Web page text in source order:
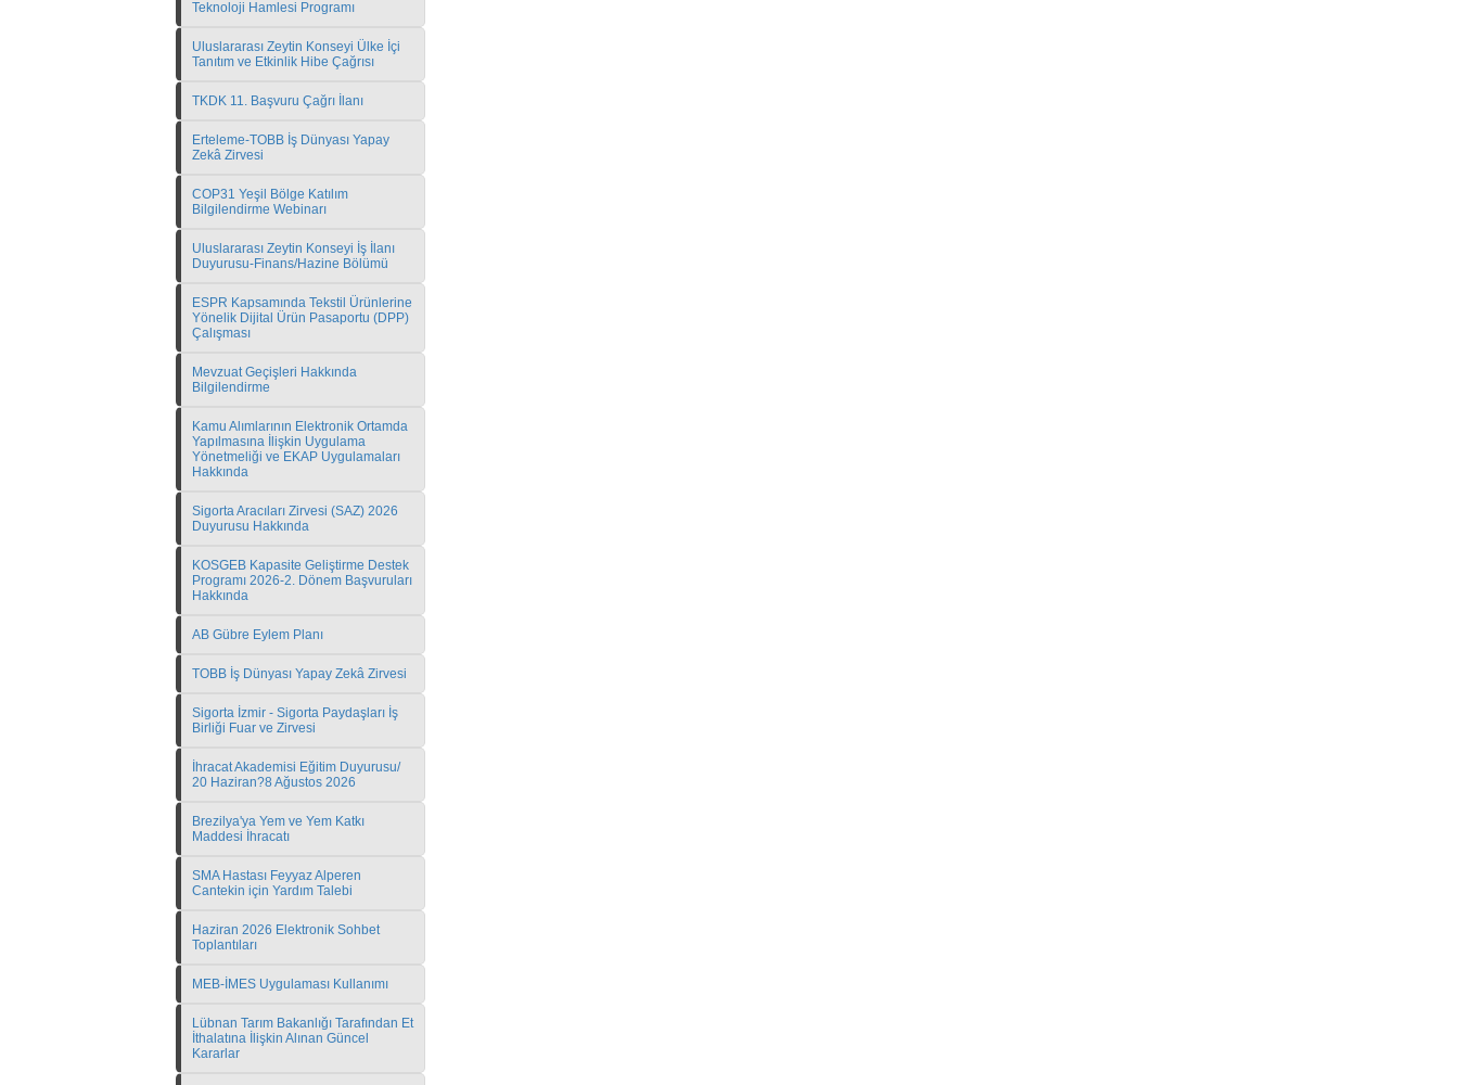
Teknoloji Hamlesi Programı
Uluslararası Zeytin Konseyi Ülke İçi
Tanıtım ve Etkinlik Hibe Çağrısı
TKDK 11. Başvuru Çağrı İlanı
Erteleme-TOBB İş Dünyası Yapay
Zekâ Zirvesi
COP31 Yeşil Bölge Katılım
Bilgilendirme Webinarı
Uluslararası Zeytin Konseyi İş İlanı
Duyurusu-Finans/Hazine Bölümü
ESPR Kapsamında Tekstil Ürünlerine
Yönelik Dijital Ürün Pasaportu (DPP)
Çalışması
Mevzuat Geçişleri Hakkında
Bilgilendirme
Kamu Alımlarının Elektronik Ortamda
Yapılmasına İlişkin Uygulama
Yönetmeliği ve EKAP Uygulamaları
Hakkında
Sigorta Aracıları Zirvesi (SAZ) 2026
Duyurusu Hakkında
KOSGEB Kapasite Geliştirme Destek
Programı 2026-2. Dönem Başvuruları
Hakkında
AB Gübre Eylem Planı
TOBB İş Dünyası Yapay Zekâ Zirvesi
Sigorta İzmir - Sigorta Paydaşları İş
Birliği Fuar ve Zirvesi
İhracat Akademisi Eğitim Duyurusu/
20 Haziran?8 Ağustos 2026
Brezilya'ya Yem ve Yem Katkı
Maddesi İhracatı
SMA Hastası Feyyaz Alperen
Cantekin için Yardım Talebi
Haziran 2026 Elektronik Sohbet
Toplantıları
MEB-İMES Uygulaması Kullanımı
Lübnan Tarım Bakanlığı Tarafından Et
İthalatına İlişkin Alınan Güncel
Kararlar